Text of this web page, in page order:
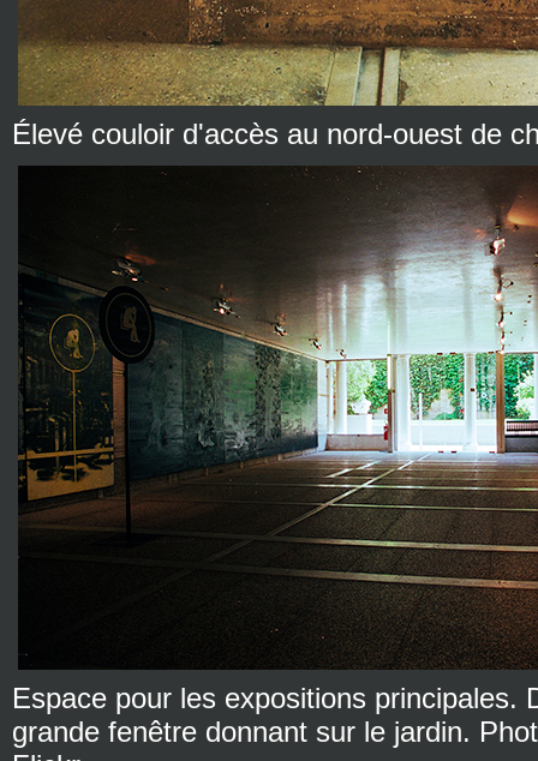
Élevé couloir d'accès au nord-ouest de
Espace pour les expositions principales.
grande fenêtre donnant sur le jardin.